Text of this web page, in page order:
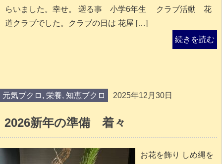
らいました。幸せ。 遡る事 小学6年生 クラブ活動 花
道クラブでした。クラブの日は 花屋 […]
続きを読む
元気ブクロ , 栄養, 知恵ブクロ 2025年12月30日
2026新年の準備 着々
お花を飾り しめ縄を